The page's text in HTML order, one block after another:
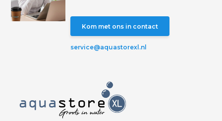
Kom met ons in contact
service@aquastorexl.nl